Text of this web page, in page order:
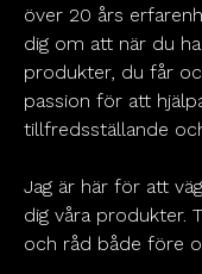
över 20 års
dig om att när du
produkter, du får
passion för att
tillfredsställande
Jag är här för att
dig våra produkter.
och råd både före